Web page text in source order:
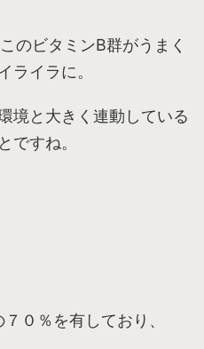
のビタミンB群がうまく
ライラに。
境と大きく連動している
ですね。
０％を有しており、